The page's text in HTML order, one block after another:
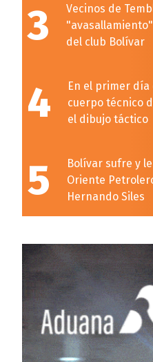
3
Vecinos de
del club Bolívar
4
En el primer
cuerpo técnico
el dibujo táctico
5
Bolívar sufre y
Oriente
Hernando Siles